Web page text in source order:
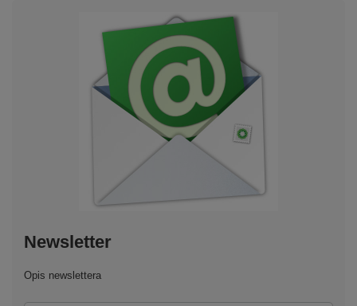
Newsletter
Opis newslettera